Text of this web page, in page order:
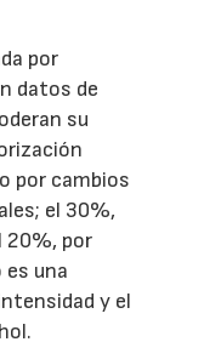
por
datos de
su
por cambios
el 30%,
20%, por
una
y el